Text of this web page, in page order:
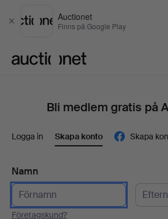
Stäng
Auctionet
Finns på Google Play
Bli medlem gratis på
Logga in Skapa konto Skapa
Namn
Företagskund?